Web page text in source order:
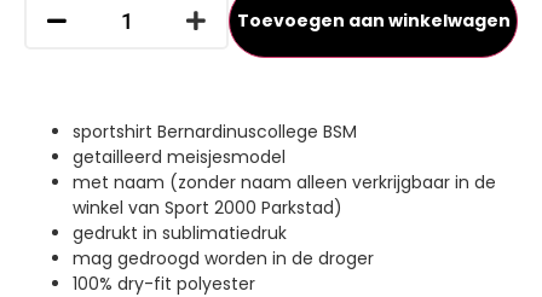
Toevoegen aan winkelwagen
sportshirt Bernardinuscollege BSM
getailleerd meisjesmodel
met naam (zonder naam alleen verkrijgbaar in de
winkel van Sport 2000 Parkstad)
gedrukt in sublimatiedruk
mag gedroogd worden in de droger
100% dry-fit polyester